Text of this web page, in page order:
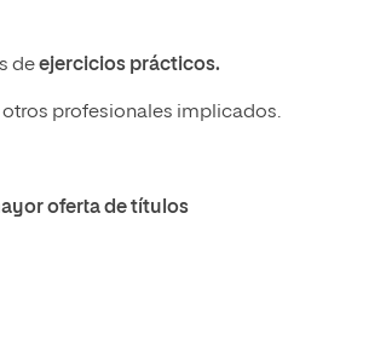
deejercicios prácticos.
profesionales implicados.
oferta de títulos